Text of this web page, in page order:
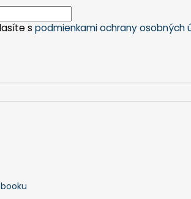
s podmienkami ochrany osobných